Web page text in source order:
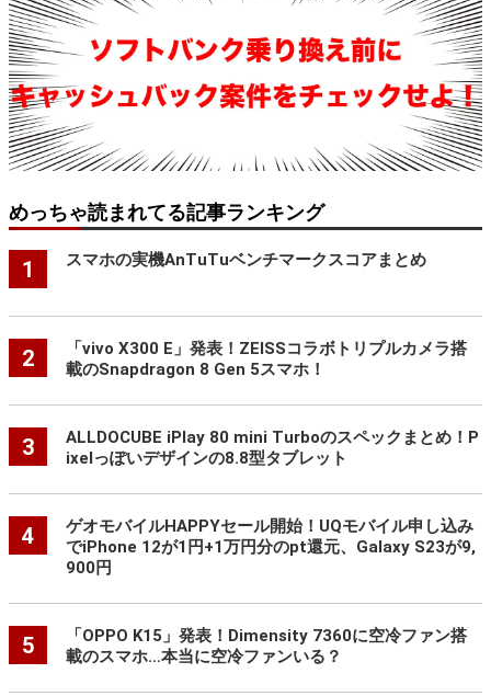
めっちゃ読まれてる記事ランキング
1 スマホの実機AnTuTuベンチマークスコアまとめ
2
「vivo X300 E」発表！ZEISSコラボトリプルカメラ搭
載のSnapdragon 8 Gen 5スマホ！
3
ALLDOCUBE iPlay 80 mini Turboのスペックまとめ！P
ixelっぽいデザインの8.8型タブレット
4
ゲオモバイルHAPPYセール開始！UQモバイル申し込み
でiPhone 12が1円+1万円分のpt還元、Galaxy S23が9,
900円
5
「OPPO K15」発表！Dimensity 7360に空冷ファン搭
載のスマホ…本当に空冷ファンいる？